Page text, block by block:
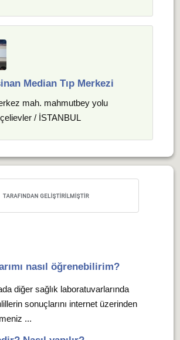
Median Tıp Merkezi
mah. mahmutbey yolu
/ İSTANBUL
nasıl öğrenebilirim?
diğer sağlık laboratuvarlarında
sonuçlarını internet üzerinden
...